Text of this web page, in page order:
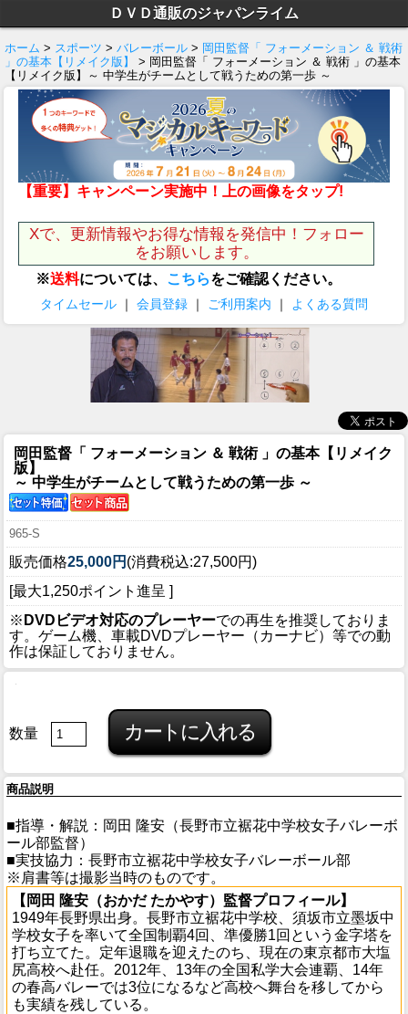
ＤＶＤ通販のジャパンライム
ホーム > スポーツ > バレーボール > 岡田監督「 フォーメーション ＆ 戦術
」の基本【リメイク版】
> 岡田監督「 フォーメーション ＆ 戦術 」の基本
【リメイク版】～ 中学生がチームとして戦うための第一歩 ～
【重要】キャンペーン実施中！上の画像をタップ!
Xで、更新情報やお得な情報を発信中！フォロー
をお願いします。
※送料については、 こちらをご確認ください。
タイムセール ｜ 会員登録 ｜ ご利用案内 ｜ よくある質問
岡田監督「 フォーメーション ＆ 戦術 」の基本【リメイク
版】
～ 中学生がチームとして戦うための第一歩 ～
965-S
販売価格25,000円 (消費税込:27,500円)
[最大1,250ポイント進呈 ]
※ DVDビデオ対応のプレーヤーでの再生を推奨しておりま
す。ゲーム機、車載DVDプレーヤー（カーナビ）等での動
作は保証しておりません。
数量
商品説明
■指導・解説：岡田 隆安（長野市立裾花中学校女子バレーボ
ール部監督）
■実技協力：長野市立裾花中学校女子バレーボール部
※肩書等は撮影当時のものです。
【岡田 隆安（おかだ たかやす）監督プロフィール】
1949年長野県出身。長野市立裾花中学校、須坂市立墨坂中
学校女子を率いて全国制覇4回、準優勝1回という金字塔を
打ち立てた。定年退職を迎えたのち、現在の東京都市大塩
尻高校へ赴任。2012年、13年の全国私学大会連覇、14年
の春高バレーでは3位になるなど高校へ舞台を移してから
も実績を残している。